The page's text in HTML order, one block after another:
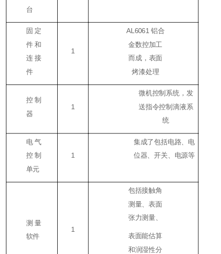
台
固定
件和
连接
件
1
AL6061 铝合
金数控加工
而成，表面
烤漆处理
控制
器
1
微机控制系统，发
送指令控制滴液系
统
电气
控制
单元
1
集成了包括电路、电
位器、开关、电源等
测量
软件
1
包括接触角
测量、表面
张力测量、
表面能估算
和润湿性分